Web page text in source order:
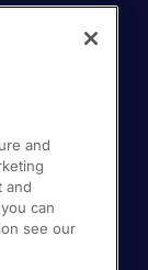
and
and
can
see our